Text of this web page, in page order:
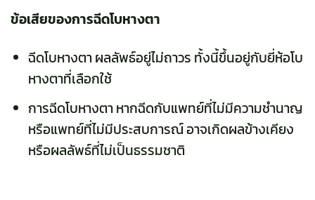
ข้อเสียของการฉีดโบหางตา
ฉีดโบหางตา ผลลัพธ์อยู่ไม่ถาวร ทั้งนี้ขึ้นอยู่กับยี่ห้อโบ
หางตาที่เลือกใช้
การฉีดโบหางตา หากฉีดกับแพทย์ที่ไม่มีความชำนาญ
หรือแพทย์ที่ไม่มีประสบการณ์ อาจเกิดผลข้างเคียง
หรือผลลัพธ์ที่ไม่เป็นธรรมชาติ